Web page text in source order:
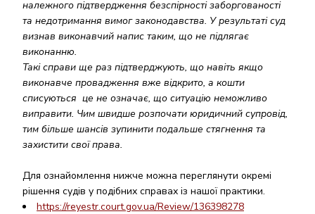
належного підтвердження безспірності заборгованості
та недотримання вимог законодавства. У результаті суд
визнав виконавчий напис таким, що не підлягає
виконанню.
Такі справи ще раз підтверджують, що навіть якщо
виконавче провадження вже відкрито, а кошти
списуються це не означає, що ситуацію неможливо
виправити. Чим швидше розпочати юридичний супровід,
тим більше шансів зупинити подальше стягнення та
захистити свої права.
Для ознайомлення нижче можна переглянути окремі
рішення судів у подібних справах із нашої практики.
https://reyestr.court.gov.ua/Review/136398278